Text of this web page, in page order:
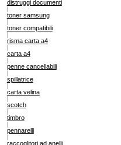
distruggi documenti
|
toner samsung
|
toner compatibili
|
risma carta a4
|
carta a4
|
penne cancellabili
|
spillatrice
|
carta velina
|
scotch
|
timbro
|
pennarelli
|
raccoglitori ad anelli